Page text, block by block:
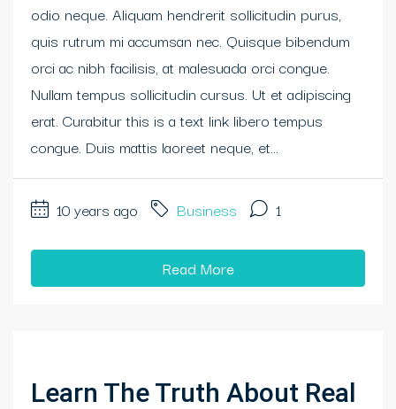
odio neque. Aliquam hendrerit sollicitudin purus,
quis rutrum mi accumsan nec. Quisque bibendum
orci ac nibh facilisis, at malesuada orci congue.
Nullam tempus sollicitudin cursus. Ut et adipiscing
erat. Curabitur this is a text link libero tempus
congue. Duis mattis laoreet neque, et...
10 years ago Business 1
Read More
Learn The Truth About Real